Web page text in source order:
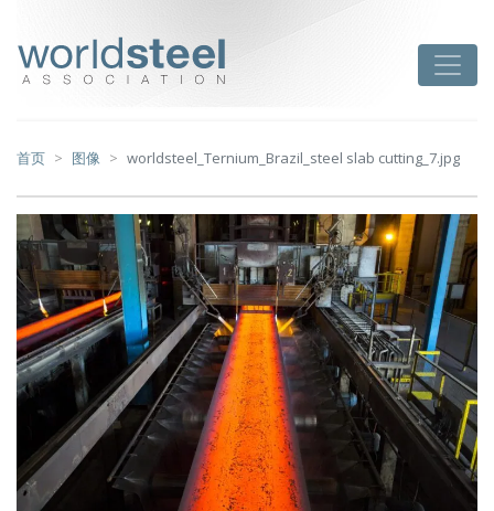
首页 图像 worldsteel_Ternium_Brazil_steel slab cutting_7.jpg